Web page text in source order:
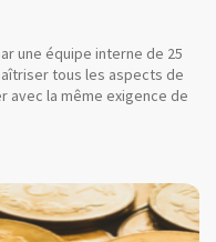
une équipe interne de 25
tous les aspects de
la même exigence de